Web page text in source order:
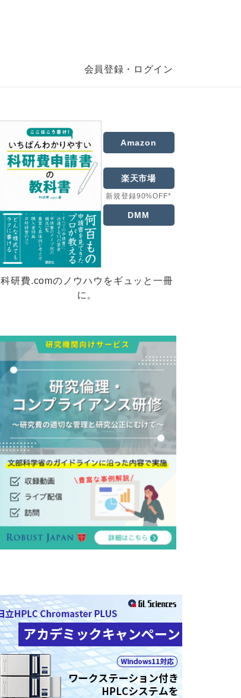
会員登録・ログイン
Amazon
楽天市場
新規登録90%OFF*
DMM
科研費.comのノウハウをギュッと一冊
に。